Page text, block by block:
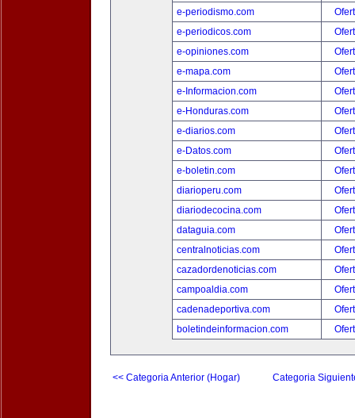
e-periodismo.com
e-periodicos.com
e-opiniones.com
e-mapa.com
e-Informacion.com
e-Honduras.com
e-diarios.com
e-Datos.com
e-boletin.com
diarioperu.com
diariodecocina.com
dataguia.com
centralnoticias.com
cazadordenoticias.com
campoaldia.com
cadenadeportiva.com
boletindeinformacion.com
<< Categoria Anterior (Hogar) Categoria